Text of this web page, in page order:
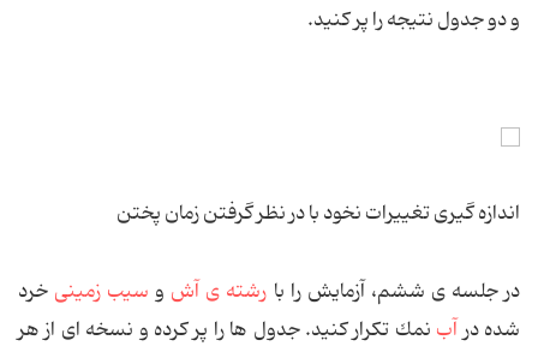
و دو جدول نتیجه را پر کنید.
اندازه گیری تغییرات نخود با در نظر گرفتن زمان پختن
در جلسه ی ششم، آزمایش را با رشته ی آش و سیب زمینی خرد
شده درآب نمك تكرار کنید. جدول ها را پر کرده و نسخه ای از هر